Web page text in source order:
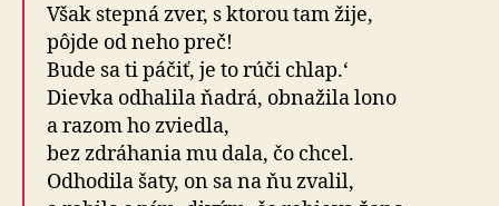
Však stepná zver, s ktorou tam žije,
pôjde od neho preč!
Bude sa ti páčiť, je to rúči chlap.‘
Dievka odhalila ňadrá, obnažila lono
a razom ho zviedla,
bez zdráhania mu dala, čo chcel.
Odhodila šaty, on sa na ňu zvalil,